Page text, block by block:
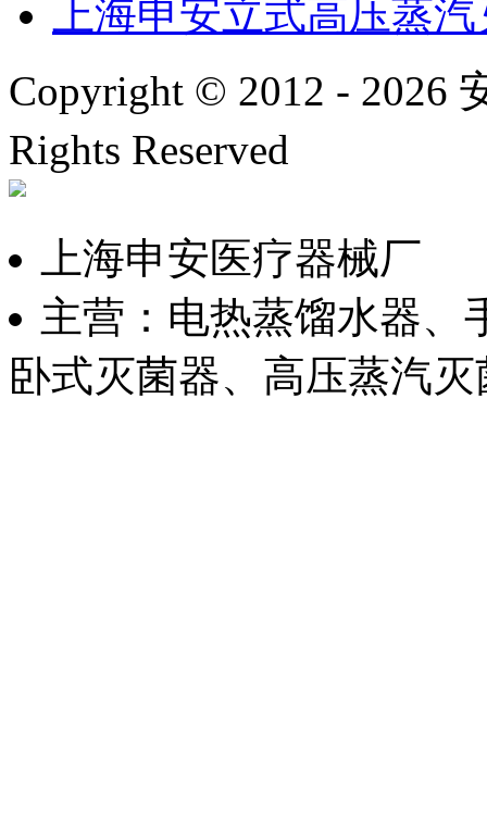
上海申安立式高压蒸
Copyright © 2012 - 2026
Rights Reserved
上海申安医疗器械厂
主营：电热蒸馏水器、
卧式灭菌器、高压蒸汽灭